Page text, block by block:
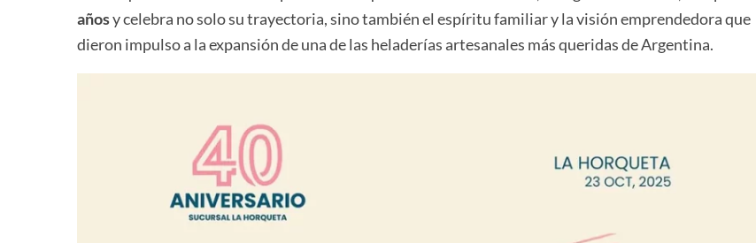
añosy celebra no solo su trayectoria, sino también el espíritu familiar y la visión emprendedora que
dieron impulso a la expansión de una de las heladerías artesanales más queridas de Argentina.